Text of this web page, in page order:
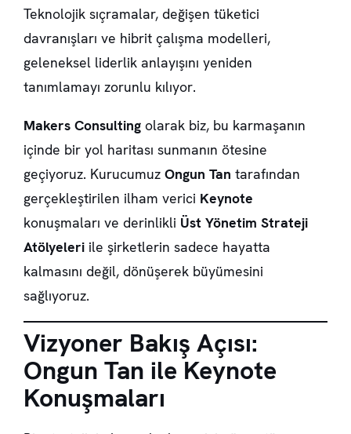
Teknolojik sıçramalar, değişen tüketici
davranışları ve hibrit çalışma modelleri,
geleneksel liderlik anlayışını yeniden
tanımlamayı zorunlu kılıyor.
Makers Consulting olarak biz, bu karmaşanın
içinde bir yol haritası sunmanın ötesine
geçiyoruz. Kurucumuz Ongun Tan tarafından
gerçekleştirilen ilham verici Keynote
konuşmaları ve derinlikli Üst Yönetim Strateji
Atölyeleri ile şirketlerin sadece hayatta
kalmasını değil, dönüşerek büyümesini
sağlıyoruz.
Vizyoner Bakış Açısı:
Ongun Tan ile Keynote
Konuşmaları